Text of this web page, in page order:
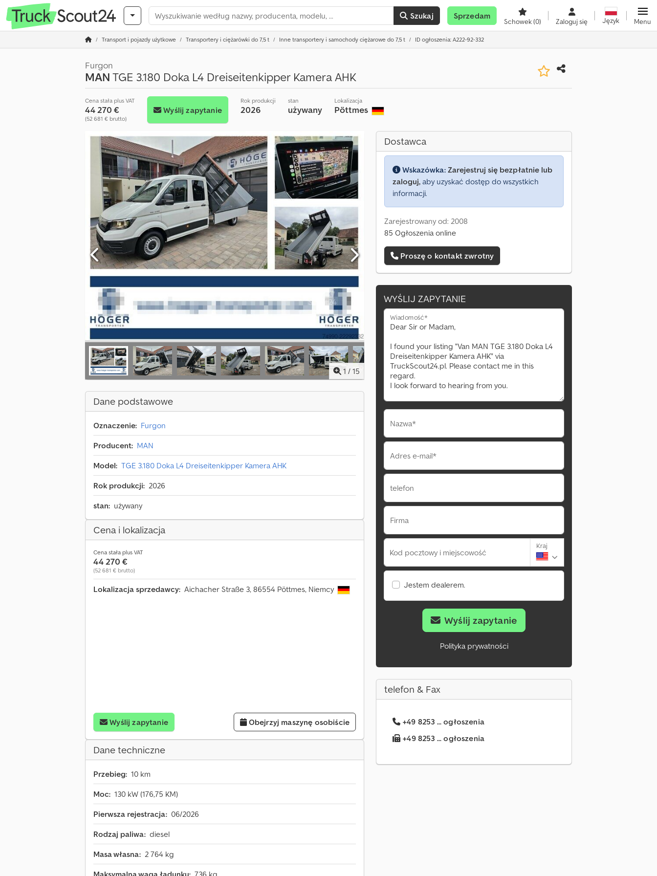
Szukaj Sprzedam
Schowek(0) Zaloguj się Język Menu
Transport i pojazdy użytkowe Transportery i ciężarówki do 7,5 t Inne transportery i samochody ciężarowe do 7,5 t ID ogłoszenia: A222-92-332
Furgon
MANTGE 3.180 Doka L4 Dreiseitenkipper Kamera AHK
Cena stała plus VAT
44 270 €
(52 681 € brutto)
Wyślij zapytanie
Rok produkcji
2026
stan
używany
Lokalizacja
Pöttmes
1 / 15
Dane podstawowe
Oznaczenie: Furgon
Producent: MAN
Model: TGE 3.180 Doka L4 Dreiseitenkipper Kamera AHK
Rok produkcji: 2026
stan: używany
Cena i lokalizacja
Cena stała plus VAT
44 270 €
(52 681 € brutto)
Lokalizacja sprzedawcy: Aichacher Straße 3, 86554 Pöttmes, Niemcy
Wyślij zapytanie Obejrzyj maszynę osobiście
Dane techniczne
Przebieg: 10 km
Moc: 130 kW (176,75 KM)
Pierwsza rejestracja: 06/2026
Rodzaj paliwa: diesel
Masa własna: 2 764 kg
Dostawca
Wskazówka: Zarejestruj się bezpłatnie lub
zaloguj, aby uzyskać dostęp do wszystkich
informacji.
Zarejestrowany od: 2008
85 Ogłoszenia online
Proszę o kontakt zwrotny
WYŚLIJ ZAPYTANIE
Wiadomość*
Nazwa*
Adres e-mail*
telefon
Firma
Kod pocztowy i miejscowość
Kraj
Jestem dealerem.
Wyślij zapytanie
Polityka prywatności
telefon & Fax
+49 8253 ... ogłoszenia
+49 8253 ... ogłoszenia